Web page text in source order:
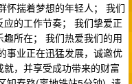
怀揣着梦想的年轻人； 我们
的工作节奏； 我们挚爱正
所在； 我们热爱我们的用
事业正在迅猛发展，诚邀优
，并享受成功带来的财富